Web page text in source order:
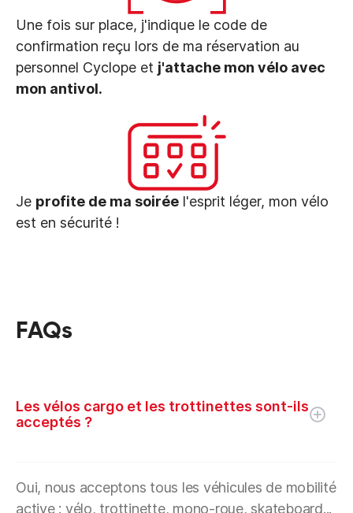
Une fois sur place, j'indique le code de
confirmation reçu lors de ma réservation au
personnel Cyclope et j'attache mon vélo avec
mon antivol.
Je profite de ma soirée l'esprit léger, mon vélo
est en sécurité !
FAQs
Les vélos cargo et les trottinettes sont-ils
acceptés ?
Oui, nous acceptons tous les véhicules de mobilité
active : vélo, trottinette, mono-roue, skateboard...